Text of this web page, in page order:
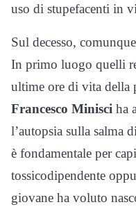
uso di stupefacenti in
Sul decesso,
In primo luogo quelli
ultime ore di vita della
Francesco Minisci ha
l’autopsia sulla salma
è fondamentale per
tossicodipendente
giovane ha voluto